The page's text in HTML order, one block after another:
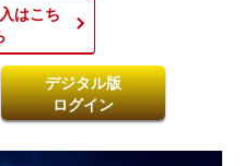
はこち
デジタル版
ログイン